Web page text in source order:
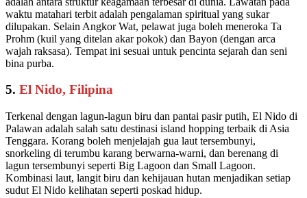
waktu matahari terbit adalah pengalaman spiritual yang sukar
dilupakan. Selain Angkor Wat, pelawat juga boleh meneroka Ta
Prohm (kuil yang ditelan akar pokok) dan Bayon (dengan arca
wajah raksasa). Tempat ini sesuai untuk pencinta sejarah dan seni
bina purba.
5. El Nido, Filipina
Terkenal dengan lagun-lagun biru dan pantai pasir putih, El Nido di
Palawan adalah salah satu destinasi island hopping terbaik di Asia
Tenggara. Korang boleh menjelajah gua laut tersembunyi,
snorkeling di terumbu karang berwarna-warni, dan berenang di
lagun tersembunyi seperti Big Lagoon dan Small Lagoon.
Kombinasi laut, langit biru dan kehijauan hutan menjadikan setiap
sudut El Nido kelihatan seperti poskad hidup.